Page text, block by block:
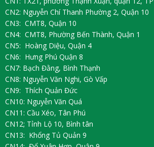
CN2: Nguyễn Chí Thanh Phường 2, Quận 10
CN3: CMT8, Quận 10
CN4: CMT8, Phường Bến Thành, Quận 1
CN5: Hoàng Diệu, Quận 4
CN6: Hưng Phú Quận 8
CN7: Bạch Đằng, Bình Thạnh
CN8: Nguyễn Văn Nghi, Gò Vấp
CN9: Thích Quản Đức
CN10: Nguyễn Văn Quá
CN11: Cầu Xéo, Tân Phú
CN12; Tỉnh Lộ 10, Bình tân
CN13: Khổng Tủ Quản 9